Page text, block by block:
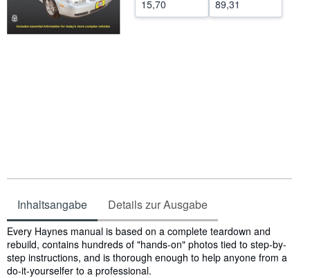
15,70
89,31
Inhaltsangabe Details zur Ausgabe
Inhaltsangabe
Every Haynes manual is based on a complete teardown and
rebuild, contains hundreds of "hands-on" photos tied to step-by-
step instructions, and is thorough enough to help anyone from a
do-it-yourselfer to a professional.